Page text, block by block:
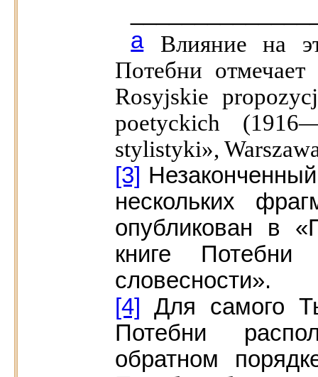
а
Влияние на
Потебни
Rosyjskie
poetyckich
stylistyki»,
[3]
нескольких
опубликован в
книге
словесности».
[4]
Для самого
Потебни
обратном